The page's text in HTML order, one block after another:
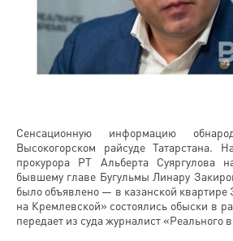
Сенсационную информацию
Высокогорском райсуде Татарстана.
прокурора РТ Альберта Суяргулова
бывшему главе Бугульмы Линару
было объявлено — в казанской
на Кремлевской» состоялись обыски в
передает из суда журналист «Реального